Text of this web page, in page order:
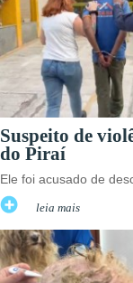
Suspeito de
do Piraí
Ele foi acusado de
leia mais